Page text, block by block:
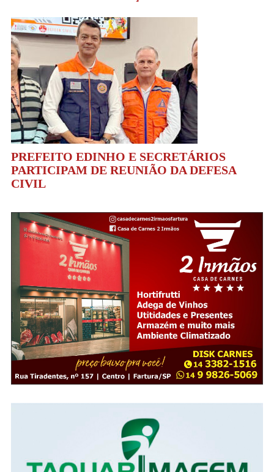
PREFEITO EDINHO E SECRETÁRIOS
PARTICIPAM DE REUNIÃO DA DEFESA
CIVIL